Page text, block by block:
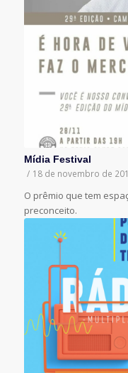
Mídia Festival
/ 18 de novembro de
O prêmio que tem
preconceito.